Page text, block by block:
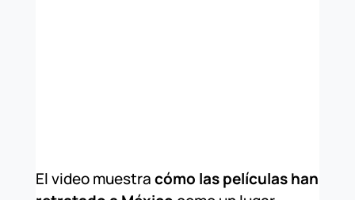
El video muestracómo las películas han